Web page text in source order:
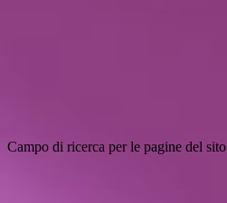
Campo di ricerca per le pagine del sito